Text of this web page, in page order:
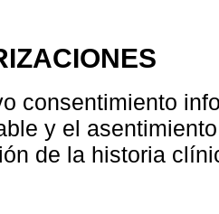
consentimiento
y el
de la historia